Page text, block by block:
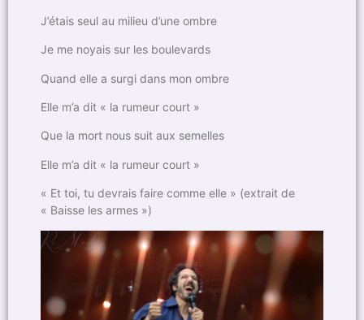
J’étais seul au milieu d’une ombre
Je me noyais sur les boulevards
Quand elle a surgi dans mon ombre
Elle m’a dit « la rumeur court »
Que la mort nous suit aux semelles
Elle m’a dit « la rumeur court »
« Et toi, tu devrais faire comme elle » (extrait de
« Baisse les armes »)